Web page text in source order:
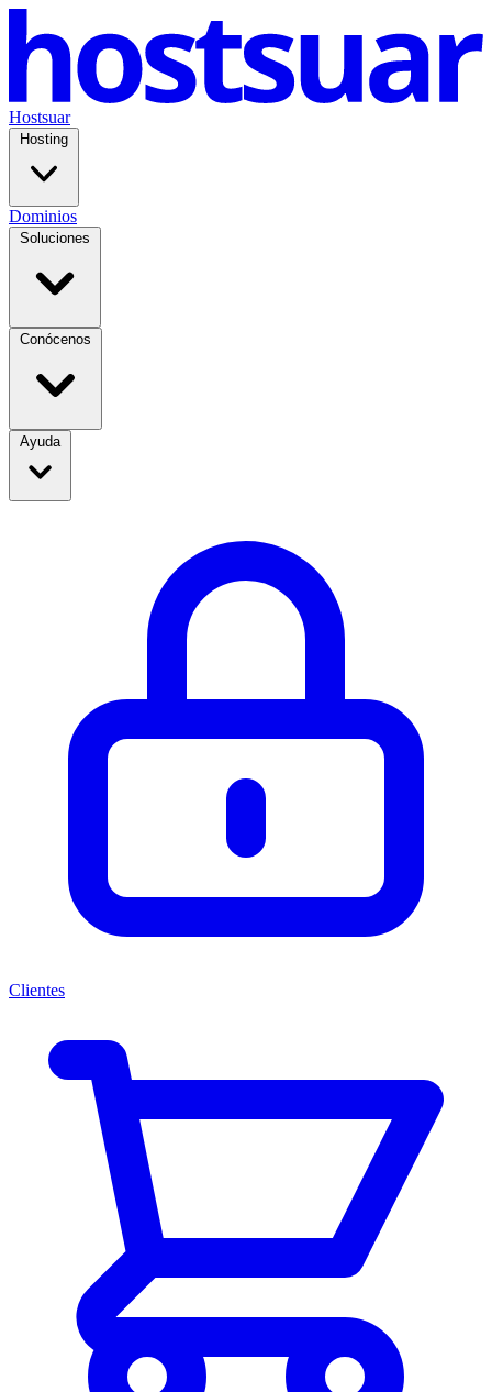
Hostsuar
Hosting
Dominios
Soluciones
Conócenos
Ayuda
Clientes